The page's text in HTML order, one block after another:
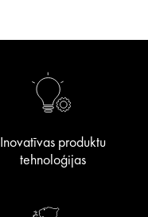
Inovatīvas produktu
tehnoloģijas